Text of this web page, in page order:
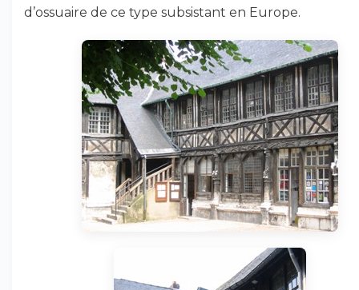
d’ossuaire de ce type subsistant en Europe.